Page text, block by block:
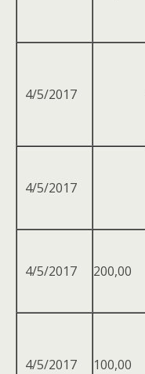
4/5/2017
4/5/2017
4/5/2017 200,00
4/5/2017 100,00